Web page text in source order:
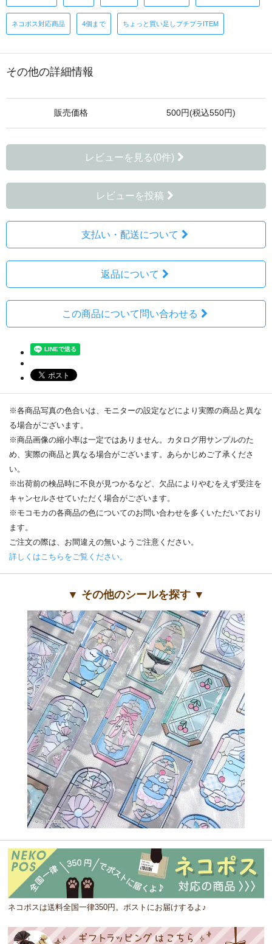
ネコポス対応商品 4個まで ちょっと買い足しプチプラITEM
その他の詳細情報
販売価格 500円(税込550円)
レビューを見る(0件)
レビューを投稿
支払い・配送について
返品について
この商品について問い合わせる
※各商品写真の色合いは、モニターの設定などにより実際の商品と異な
る場合がございます。
※商品画像の縮小率は一定ではありません。カタログ用サンプルのた
め、実際の商品と異なる場合がございます。あらかじめご了承くださ
い。
※出荷前の検品時に不良が見つかるなど、欠品によりやむをえず受注を
キャンセルさせていただく場合がございます。
※モコモカの各商品の色についてのお問い合わせを多くいただいており
ます。
ご注文の際は、お間違えの無いようご注意ください。
詳しくはこちらをご覧ください。
▼ その他のシールを探す ▼
ネコポスは送料全国一律350円。ポストにお届けするよ♪